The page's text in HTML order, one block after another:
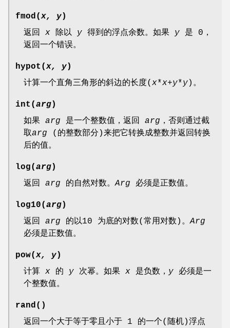
fmod(x, y)
返回 x 除以 y 得到的浮点余数。如果 y 是 0，
返回一个错误。
hypot(x, y)
计算一个直角三角形的斜边的长度( x*x+y*y)。
int(arg)
如果 arg 是一个整数值，返回 arg ，否则通过截
取arg (的整数部分)来把它转换成整数并返回转换
后的值。
log(arg)
返回 arg 的自然对数。Arg 必须是正数值。
log10(arg)
返回 arg 的以10 为底的对数(常用对数)。Arg
必须是正数值。
pow(x, y)
计算 x 的 y 次幂。如果 x 是负数， y 必须是一
个整数值。
rand()
返回一个大于等于零且小于 1 的一个(随机)浮点